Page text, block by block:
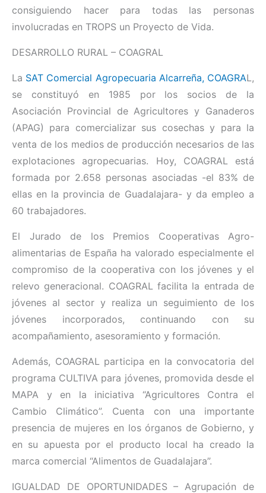
consiguiendo hacer para todas las personas
involucradas en TROPS un Proyecto de Vida.
DESARROLLO RURAL – COAGRAL
La SAT Comercial Agropecuaria Alcarreña, COAGRAL,
se constituyó en 1985 por los socios de la
Asociación Provincial de Agricultores y Ganaderos
(APAG) para comercializar sus cosechas y para la
venta de los medios de producción necesarios de las
explotaciones agropecuarias. Hoy, COAGRAL está
formada por 2.658 personas asociadas -el 83% de
ellas en la provincia de Guadalajara- y da empleo a
60 trabajadores.
El Jurado de los Premios Cooperativas Agro-
alimentarias de España ha valorado especialmente el
compromiso de la cooperativa con los jóvenes y el
relevo generacional. COAGRAL facilita la entrada de
jóvenes al sector y realiza un seguimiento de los
jóvenes incorporados, continuando con su
acompañamiento, asesoramiento y formación.
Además, COAGRAL participa en la convocatoria del
programa CULTIVA para jóvenes, promovida desde el
MAPA y en la iniciativa “Agricultores Contra el
Cambio Climático”. Cuenta con una importante
presencia de mujeres en los órganos de Gobierno, y
en su apuesta por el producto local ha creado la
marca comercial “Alimentos de Guadalajara”.
IGUALDAD DE OPORTUNIDADES – Agrupación de